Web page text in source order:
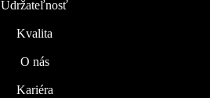
Udržateľnosť
Kvalita
O nás
Kariéra